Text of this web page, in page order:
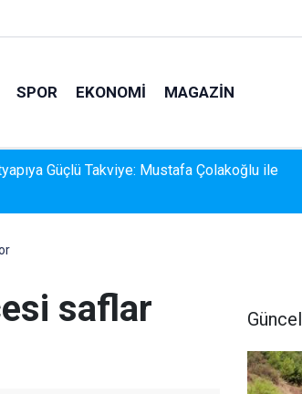
SPOR EKONOMI MAGAZIN
Gelişim Ligi İçin Başvurusunu
saflar
Güncel